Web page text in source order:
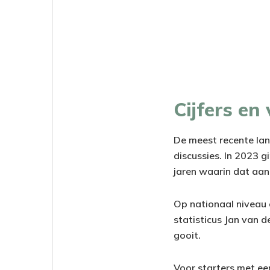
Cijfers en
De meest recente
discussies. In 2023
jaren waarin dat
Op nationaal
statisticus Jan van
gooit.
Voor starters met